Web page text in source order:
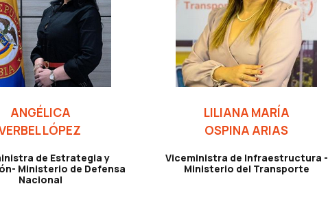
ANGÉLICA
LÓPEZ
de Estrategia y
Ministerio de Defensa
Nacional
LILIANA MARÍA
OSPINA ARIAS
Viceministra de Infraestructura -
Ministerio del Transporte